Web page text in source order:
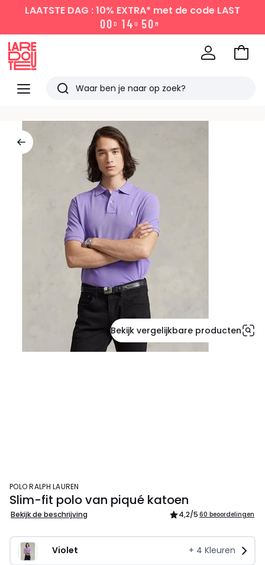
LAATSTE DAG : 10% EXTRA* met de code LAST
00 D 14 U 50 M
Menu
Redoute
Zoeken
bekeken
Naar
Bekijk vergelijkbare producten
POLO RALPH LAUREN
Slim-fit polo van piqué katoen
Bekijk de beschrijving 4,2/5 60 beoordelingen
Violet + 4 Kleuren